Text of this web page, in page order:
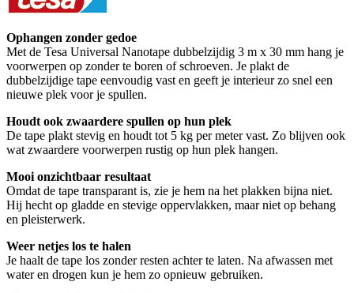
Ophangen zonder gedoe
Met de Tesa Universal Nanotape dubbelzijdig 3 m x 30 mm hang je
voorwerpen op zonder te boren of schroeven. Je plakt de
dubbelzijdige tape eenvoudig vast en geeft je interieur zo snel een
nieuwe plek voor je spullen.
Houdt ook zwaardere spullen op hun plek
De tape plakt stevig en houdt tot 5 kg per meter vast. Zo blijven ook
wat zwaardere voorwerpen rustig op hun plek hangen.
Mooi onzichtbaar resultaat
Omdat de tape transparant is, zie je hem na het plakken bijna niet.
Hij hecht op gladde en stevige oppervlakken, maar niet op behang
en pleisterwerk.
Weer netjes los te halen
Je haalt de tape los zonder resten achter te laten. Na afwassen met
water en drogen kun je hem zo opnieuw gebruiken.